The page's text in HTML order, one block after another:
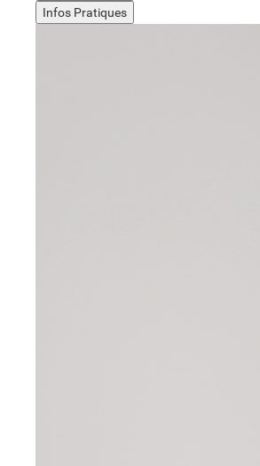
Infos Pratiques